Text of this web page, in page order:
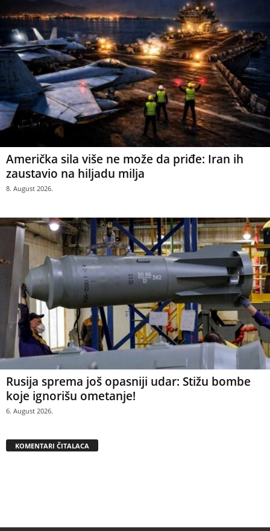
Američka sila više ne može da priđe: Iran ih
zaustavio na hiljadu milja
8. August 2026.
Rusija sprema još opasniji udar: Stižu bombe
koje ignorišu ometanje!
6. August 2026.
KOMENTARI ČITALACA